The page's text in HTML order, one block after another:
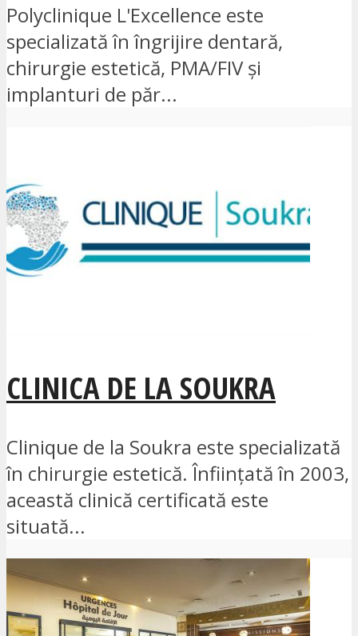
Polyclinique L'Excellence este
specializată în îngrijire dentară,
chirurgie estetică, PMA/FIV și
implanturi de păr...
CLINICA DE LA SOUKRA
Clinique de la Soukra este specializată
în chirurgie estetică. Înființată în 2003,
această clinică certificată este
situată...